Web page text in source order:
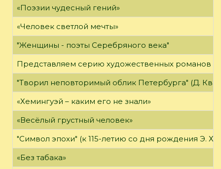
«Поэзии чудесный гений»
«Человек светлой мечты»
"Женщины - поэты Серебряного века"
Представляем серию художественных романов
"Творил неповторимый облик Петербурга" (Д.
«Хемингуэй – каким его не знали»
«Весёлый грустный человек»
"Символ эпохи" (к 115-летию со дня рождения Э.
«Без табака»